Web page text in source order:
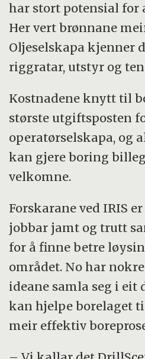
har stort potensial for
Her vert brønnane
Oljeselskapa kjenner
riggratar, utstyr og
Kostnadene knytt til
største utgiftsposten
operatørselskapa, og
kan gjere boring
velkomne.
Forskarane ved IRIS
jobbar jamt og trutt
for å finne betre
området. No har
ideane samla seg i eit
kan hjelpe borelaget
meir effektiv